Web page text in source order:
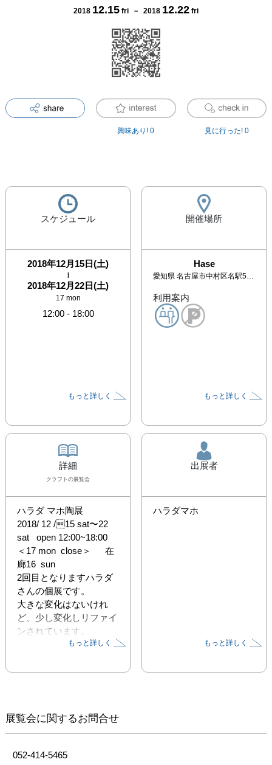
2018 12.15 fri － 2018 12.22 fri
興味あり! 0 見に行った! 0
スケジュール
2018年12月15日(土)
|
2018年12月22日(土)
17 mon
12:00- 18:00
もっと詳しく
開催場所
Hase
愛知県 名古屋市中村区名駅5-10-7 花車ビル中館1階
利用案内
もっと詳しく
詳細
クラフト の展覧会
ハラダ マホ陶展
2018/ 12 /15 sat〜22
sat   open 12:00~18:00
＜17 mon  close＞　  在
廊16  sun
2回目となりますハラダ
さんの個展です。
大きな変化はないけれ
ど、少し変化しリファイ
ンされています。
長く見ているから気づく
せる魅了に溢れ
より華やかに彩ります
が、他の器との組合せも
の作品の魅力でもありま
もっと詳しく
出展者
ハラダマホ
もっと詳しく
展覧会に関するお問合せ
052-414-5465